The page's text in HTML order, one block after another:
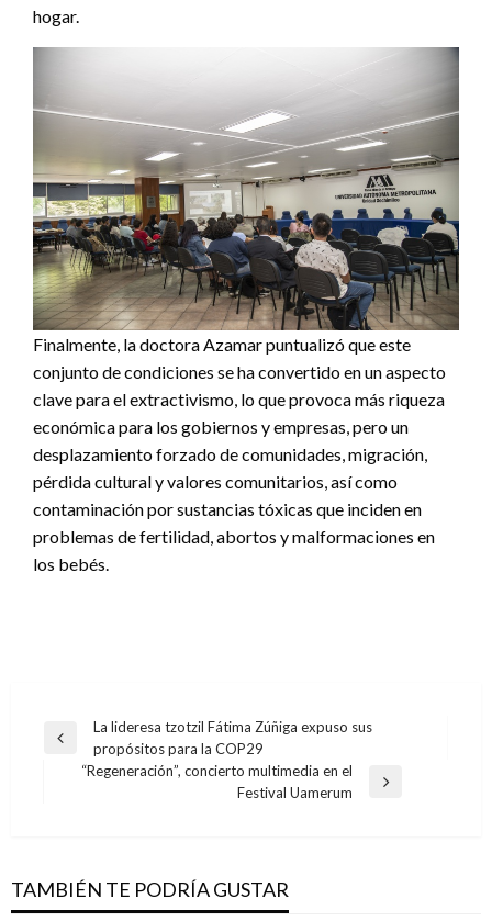
hogar.
Finalmente, la doctora Azamar puntualizó que este
conjunto de condiciones se ha convertido en un aspecto
clave para el extractivismo, lo que provoca más riqueza
económica para los gobiernos y empresas, pero un
desplazamiento forzado de comunidades, migración,
pérdida cultural y valores comunitarios, así como
contaminación por sustancias tóxicas que inciden en
problemas de fertilidad, abortos y malformaciones en
los bebés.
Navegación
Entrada
anterior
La lideresa tzotzil Fátima Zúñiga expuso sus
propósitos para la COP29
“Regeneración”, concierto multimedia en el
Festival Uamerum
TAMBIÉN TE PODRÍA GUSTAR